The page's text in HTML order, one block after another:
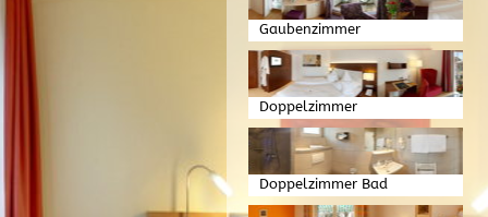
Gaubenzimmer
Doppelzimmer
Doppelzimmer Bad